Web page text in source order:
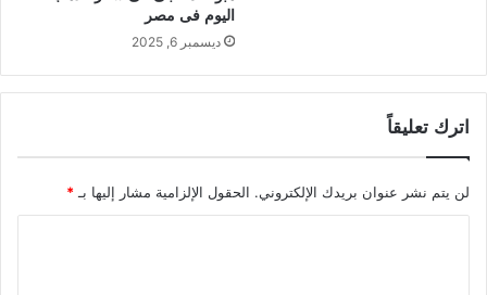
اليوم فى مصر
ديسمبر 6, 2025
اترك تعليقاً
لن يتم نشر عنوان بريدك الإلكتروني. الحقول الإلزامية مشار إليها بـ*